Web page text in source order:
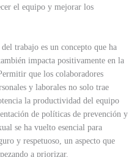
el equipo y mejorar los
trabajo es un concepto que ha
impacta positivamente en la
que los colaboradores
y laborales no solo trae
la productividad del equipo
de políticas de prevención y
se ha vuelto esencial para
y respetuoso, un aspecto que
a priorizar.